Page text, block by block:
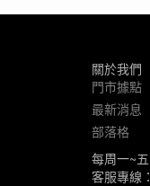
關於我們
門市據點
最新消息
部落格
每周一~
客服專線